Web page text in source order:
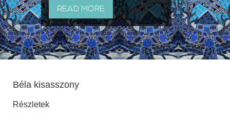
READ MORE
Béla kisasszony
Részletek